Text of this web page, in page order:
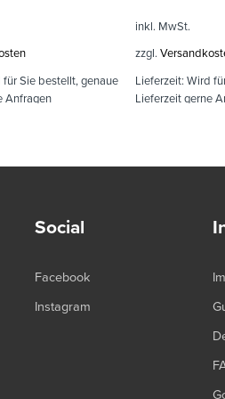
für Sie bestellt, genaue
Anfragen
inkl. MwSt.
zzgl.
Lieferzeit: Wird
Lieferzeit gerne
Social
Facebook
Instagram